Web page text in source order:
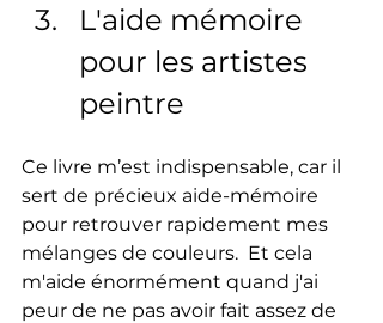
L'aide mémoire
pour les artistes
peintre
Ce livre m’est indispensable, car il
sert de précieux aide-mémoire
pour retrouver rapidement mes
mélanges de couleurs.  Et cela
m'aide énormément quand j'ai
peur de ne pas avoir fait assez de